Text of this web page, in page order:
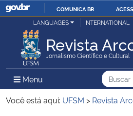
IR
O
COMUNICA BR
Ministério da Justiça e Segurança Pública
Ministério da Defesa
Ministério das Relações Exteriores
LANGUAGES INTERNATIONAL
Revista
Jornalismo Científico e Cultural
Menu Menu Principal do Sítio
Busca
Busca:
Você está aqui: UFSM > Revista